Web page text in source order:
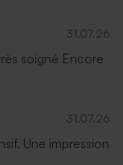
31.07.26
soigné Encore
31.07.26
Une impression